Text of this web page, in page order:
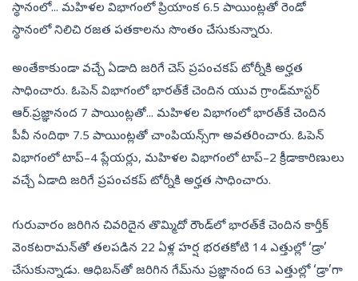
స్థానంలో... మహిళల విభాగంలో ప్రియాంక 6.5 పాయింట్లతో రెండో
స్థానంలో నిలిచి రజత పతకాలను సొంతం చేసుకున్నారు.
అంతేకాకుండా వచ్చే ఏడాది జరిగే చెస్‌ ప్రపంచకప్‌ టోర్నీకి అర్హత
సాధించారు. ఓపెన్‌ విభాగంలో భారత్‌కే చెందిన యువ గ్రాండ్‌మాస్టర్‌
ఆర్‌.ప్రజ్ఞానంద 7 పాయింట్లతో... మహిళల విభాగంలో భారత్‌కే చెందిన
పీవీ నందిథా 7.5 పాయింట్లతో చాంపియన్స్‌గా అవతరించారు. ఓపెన్‌
విభాగంలో టాప్‌–4 ప్లేయర్లు, మహిళల విభాగంలో టాప్‌–2 క్రీడాకారిణులు
వచ్చే ఏడాది జరిగే ప్రపంచకప్‌ టోర్నీకి అర్హత సాధించారు.
గురువారం జరిగిన చివరిదైన తొమ్మిదో రౌండ్‌లో భారత్‌కే చెందిన కార్తీక్‌
వెంకటరామన్‌తో తలపడిన 22 ఏళ్ల హర్ష భరతకోటి 14 ఎత్తుల్లో ‘డ్రా’
చేసుకున్నాడు. ఆధిబన్‌తో జరిగిన గేమ్‌ను ప్రజ్ఞానంద 63 ఎత్తుల్లో ‘డ్రా’గా